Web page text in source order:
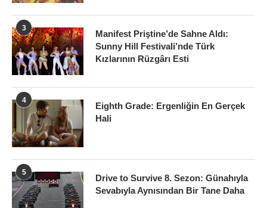
3
Manifest Priştine’de Sahne Aldı:
Sunny Hill Festivali’nde Türk
Kızlarının Rüzgârı Esti
4
Eighth Grade: Ergenliğin En Gerçek
Hali
5
Drive to Survive 8. Sezon: Günahıyla
Sevabıyla Aynısından Bir Tane Daha